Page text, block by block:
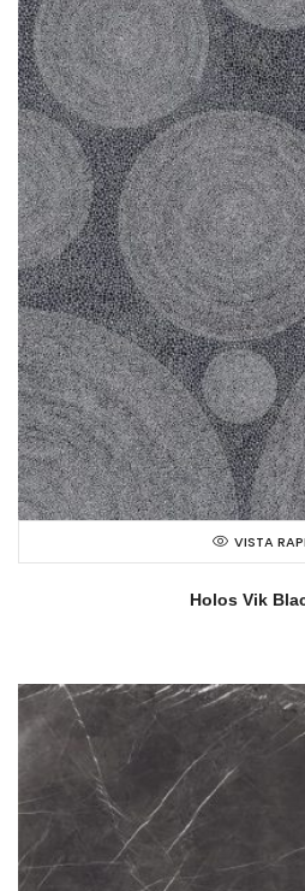
VISTA
Holos Vik